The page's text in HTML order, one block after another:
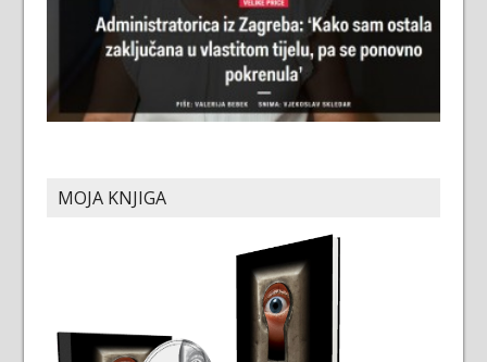
MOJA KNJIGA